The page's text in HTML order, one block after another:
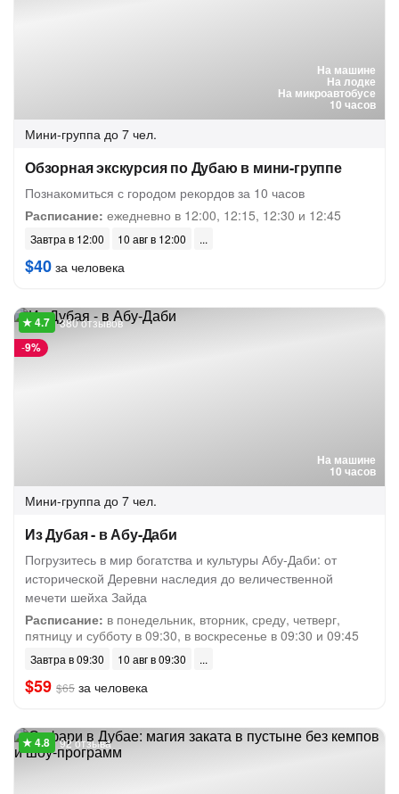
На машине
На лодке
На микроавтобусе
10 часов
Мини-группа до 7 чел.
Обзорная экскурсия по Дубаю в мини-группе
Познакомиться с городом рекордов за 10 часов
Расписание: ежедневно в 12:00, 12:15, 12:30 и 12:45
Завтра в 12:00 10 авг в 12:00
$40 за человека
На машине
10 часов
-9%
380 отзывов
Мини-группа до 7 чел.
Из Дубая - в Абу-Даби
Погрузитесь в мир богатства и культуры Абу-Даби: от
исторической Деревни наследия до величественной
мечети шейха Зайда
Расписание: в понедельник, вторник, среду, четверг,
пятницу и субботу в 09:30, в воскресенье в 09:30 и 09:45
Завтра в 09:30 10 авг в 09:30
$59 $65 за человека
92 отзыва